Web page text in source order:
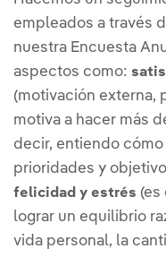
empleados a través
nuestra Encuesta
aspectos como:
(motivación externa,
motiva a hacer más
decir, entiendo
prioridades y
felicidad y estrés (es
lograr un equilibrio
vida personal, la